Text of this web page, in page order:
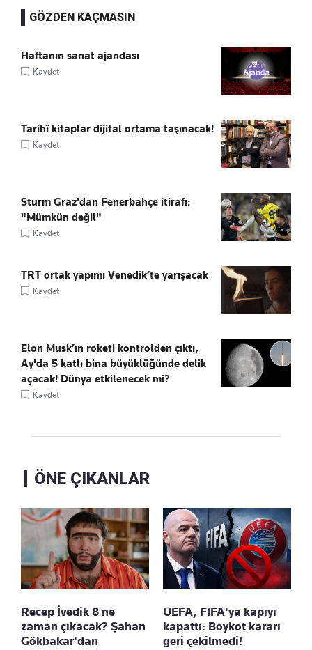
GÖZDEN KAÇMASIN
Haftanın sanat ajandası
Kaydet
Tarihî kitaplar dijital ortama taşınacak!
Kaydet
Sturm Graz'dan Fenerbahçe itirafı:
"Mümkün değil"
Kaydet
TRT ortak yapımı Venedik’te yarışacak
Kaydet
Elon Musk’ın roketi kontrolden çıktı,
Ay'da 5 katlı bina büyüklüğünde delik
açacak! Dünya etkilenecek mi?
Kaydet
ÖNE ÇIKANLAR
Recep İvedik 8 ne
zaman çıkacak? Şahan
Gökbakar'dan
UEFA, FIFA'ya kapıyı
kapattı: Boykot kararı
geri çekilmedi!